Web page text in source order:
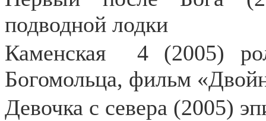
подводной лодки
Каменская
4 (2005)
Богомольца, фильм
Девочка с севера (2005)